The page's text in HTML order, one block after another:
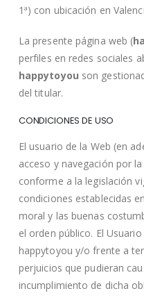
1ª) con ubicación en
La presente página web (
perfiles en redes sociales
happytoyou son
del titular.
CONDICIONES DE USO
El usuario de la Web (en
acceso y navegación por
conforme a la legislación
condiciones establecidas
moral y las buenas
el orden público. El
happytoyou y/o frente a
perjuicios que pudieran
incumplimiento de dicha